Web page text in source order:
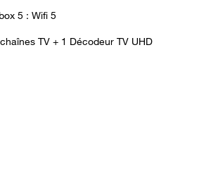
5 : Wifi 5
TV + 1 Décodeur TV UHD